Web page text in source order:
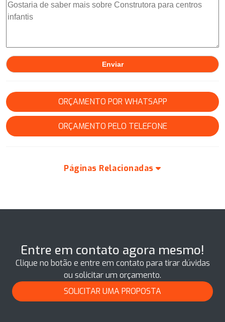
ORÇAMENTO POR WHATSAPP
ORÇAMENTO PELO TELEFONE
Páginas Relacionadas
Entre em contato agora mesmo!
Clique no botão e entre em contato para tirar dúvidas
ou solicitar um orçamento.
SOLICITAR UMA PROPOSTA